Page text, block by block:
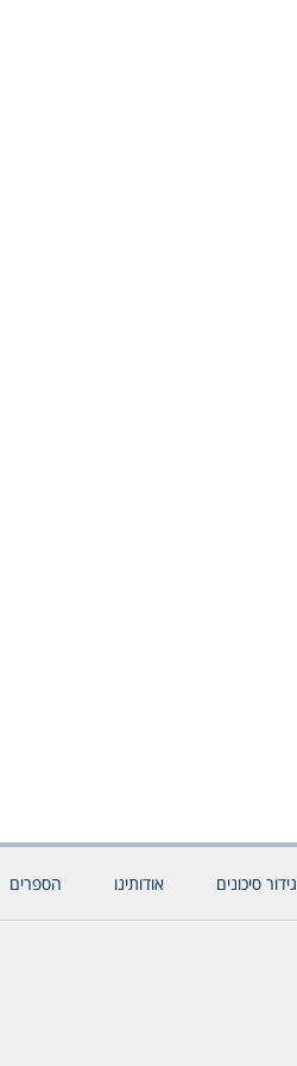
גידור סיכונים אודותינו הספרים